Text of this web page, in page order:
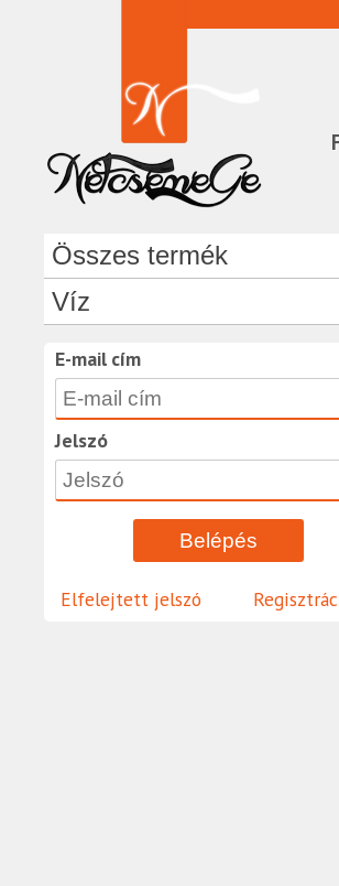
Összes termék
Víz
E-mail cím
Jelszó
Elfelejtett jelszó